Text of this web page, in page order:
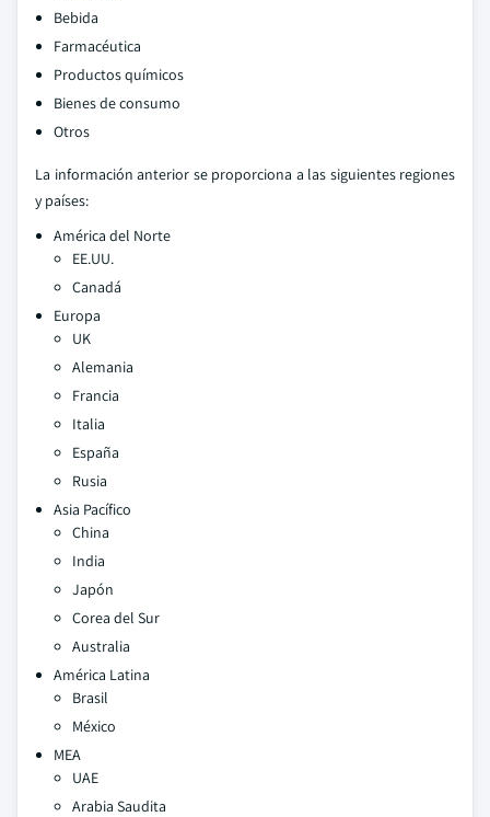
Bebida
Farmacéutica
Productos químicos
Bienes de consumo
Otros
La información anterior se proporciona a las siguientes regiones
y países:
América del Norte
EE.UU.
Canadá
Europa
UK
Alemania
Francia
Italia
España
Rusia
Asia Pacífico
China
India
Japón
Corea del Sur
Australia
América Latina
Brasil
México
MEA
UAE
Arabia Saudita